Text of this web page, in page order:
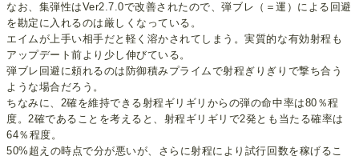
なお、集弾性はVer2.7.0で改善されたので、弾ブレ（＝運）による回避
を勘定に入れるのは厳しくなっている。
エイムが上手い相手だと軽く溶かされてしまう。実質的な有効射程も
アップデート前より少し伸びている。
弾ブレ回避に頼れるのは防御積みプライムで射程ぎりぎりで撃ち合う
ような場合だろう。
ちなみに、2確を維持できる射程ギリギリからの弾の命中率は80％程
度。2確であることを考えると、射程ギリギリで2発とも当たる確率は
64％程度。
50%超えの時点で分が悪いが、さらに射程により試行回数を稼げるこ